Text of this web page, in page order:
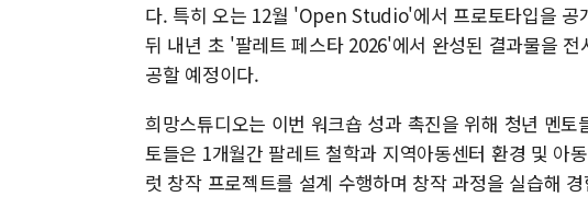
다. 특히 오는 12월 'Open Studio'에서 프로토타입을 공
뒤 내년 초 '팔레트 페스타 2026'에서 완성된 결과물을
공할 예정이다.
희망스튜디오는 이번 워크숍 성과 촉진을 위해 청년 멘
토들은 1개월간 팔레트 철학과 지역아동센터 환경 및 아
럿 창작 프로젝트를 설계 수행하며 창작 과정을 실습해